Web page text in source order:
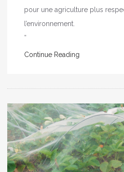
pour une agriculture plus
l’environnement.
“
Continue Reading